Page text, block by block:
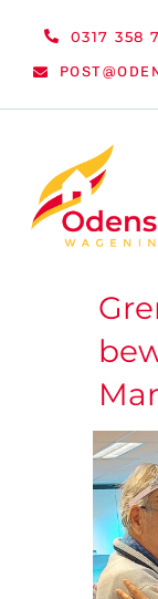
0317 358
WELKOM
ORGANISATIE